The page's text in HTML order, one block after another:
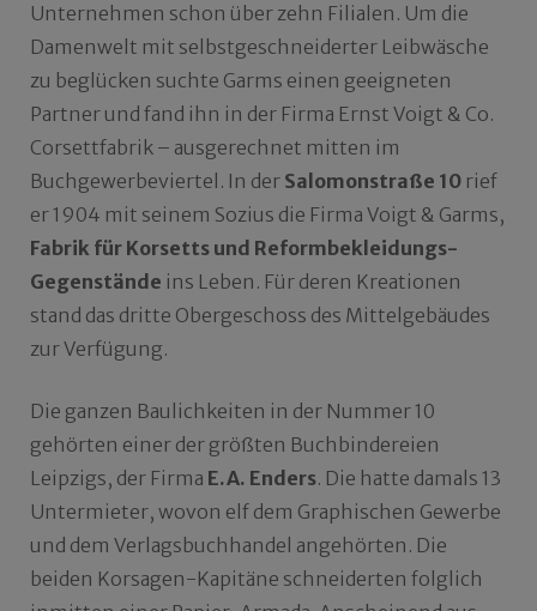
Unternehmen schon über zehn Filialen. Um die
Damenwelt mit selbstgeschneiderter Leibwäsche
zu beglücken suchte Garms einen geeigneten
Partner und fand ihn in der Firma Ernst Voigt & Co.
Corsettfabrik – ausgerechnet mitten im
Buchgewerbeviertel. In der Salomonstraße 10 rief
er 1904 mit seinem Sozius die Firma Voigt & Garms,
Fabrik für Korsetts und Reformbekleidungs-
Gegenstände ins Leben. Für deren Kreationen
stand das dritte Obergeschoss des Mittelgebäudes
zur Verfügung.
Die ganzen Baulichkeiten in der Nummer 10
gehörten einer der größten Buchbindereien
Leipzigs, der Firma E.A. Enders. Die hatte damals 13
Untermieter, wovon elf dem Graphischen Gewerbe
und dem Verlagsbuchhandel angehörten. Die
beiden Korsagen-Kapitäne schneiderten folglich